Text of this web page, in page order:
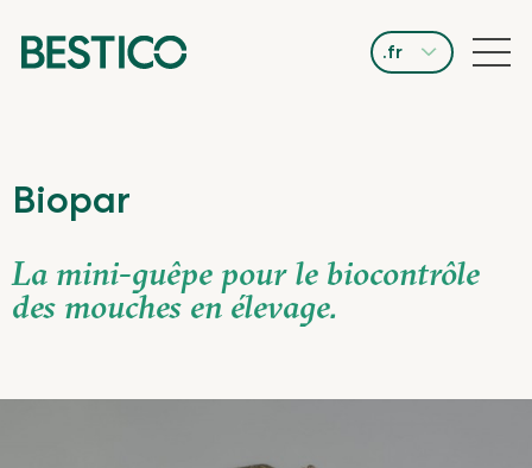
.fr
Biopar
La mini-guêpe pour le biocontrôle
des mouches en élevage.